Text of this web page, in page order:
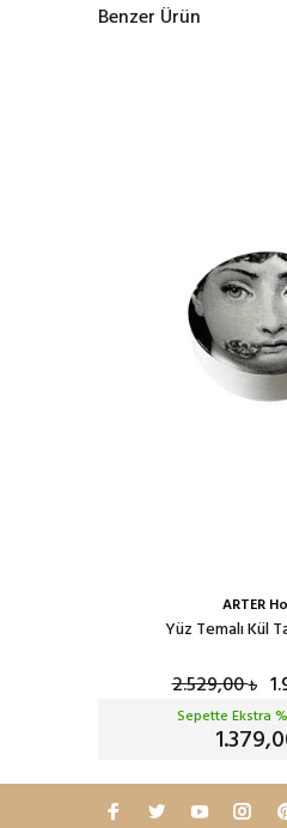
Benzer Ürün
ARTER
Yüz Temalı Kül
2.529,00₺
Sepette Ekstra %